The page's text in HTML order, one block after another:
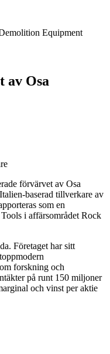
Equipment
av Osa
förvärvet av Osa
baserad tillverkare av
som en
i affärsområdet Rock
Företaget har sitt
forskning och
på runt 150 miljoner
och vinst per aktie